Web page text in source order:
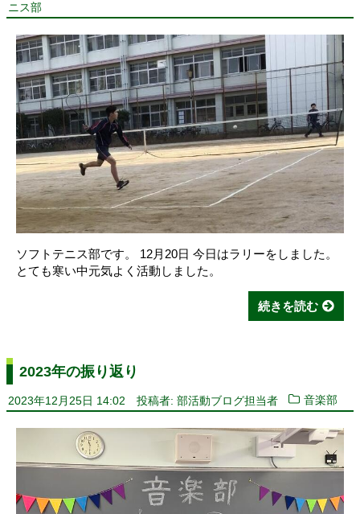
ニス部
ソフトテニス部です。 12月20日 今日はラリーをしました。
とても寒い中元気よく活動しました。
続きを読む
2023年の振り返り
2023年12月25日 14:02 投稿者: 部活動ブログ担当者 音楽部